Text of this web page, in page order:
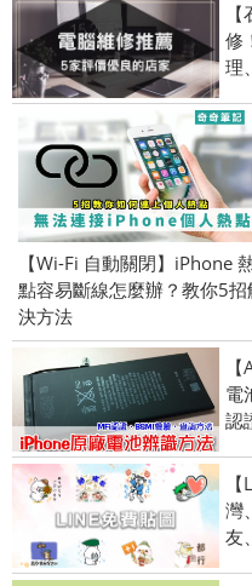
修
理
【Wi-Fi 自動關閉】iPhone
點容易斷線怎麼辦？教你5招
決方法
電
認
灣
友